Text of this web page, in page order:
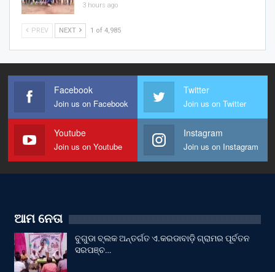
3 hours ago
PREV NEXT 1 of 4,985
Facebook
Join us on Facebook
Twitter
Join us on Twitter
Youtube
Join us on Youtube
Instagram
Join us on Instagram
ଆମ ନେତା
ବୁଗୁଡା ବ୍ଲକ ଅନ୍ତର୍ଗତ ଏ.କରଡାବାଡ଼ି ଗ୍ରାମର ପୂର୍ବତନ
ସରପଞ୍ଚ…